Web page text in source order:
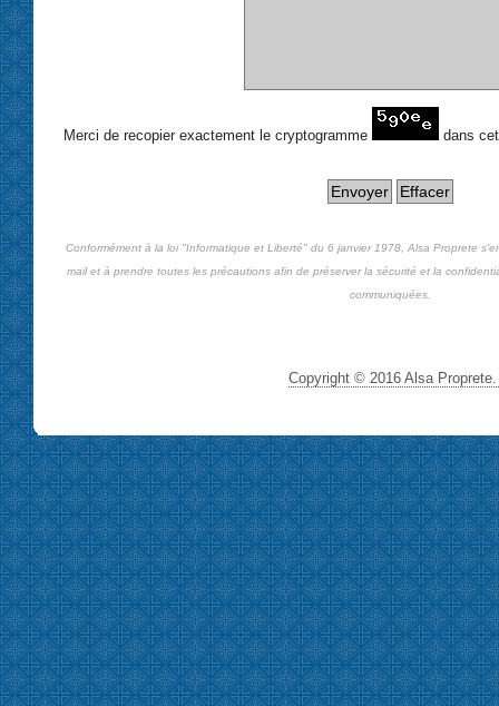
Merci de recopier exactement le cryptogramme dans
Conformément à la loi "Informatique et Liberté" du 6 janvier 1978, Alsa Proprete
mail et à prendre toutes les précautions afin de préserver la sécurité et la
communiquées.
Copyright © 2016 Alsa